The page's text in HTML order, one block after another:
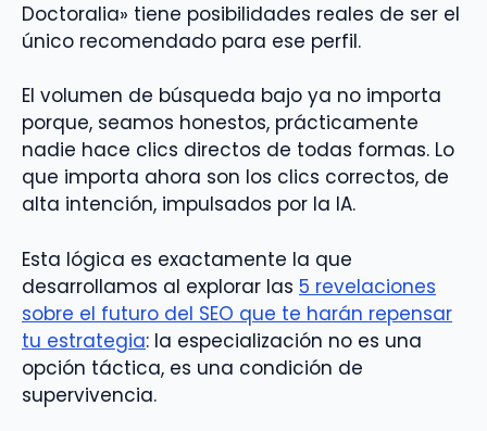
Doctoralia» tiene posibilidades reales de ser el
único recomendado para ese perfil.
El volumen de búsqueda bajo ya no importa
porque, seamos honestos, prácticamente
nadie hace clics directos de todas formas. Lo
que importa ahora son los clics correctos, de
alta intención, impulsados por la IA.
Esta lógica es exactamente la que
desarrollamos al explorar las 5 revelaciones
sobre el futuro del SEO que te harán repensar
tu estrategia: la especialización no es una
opción táctica, es una condición de
supervivencia.